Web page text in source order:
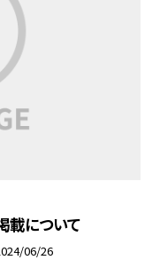
載について
06/26